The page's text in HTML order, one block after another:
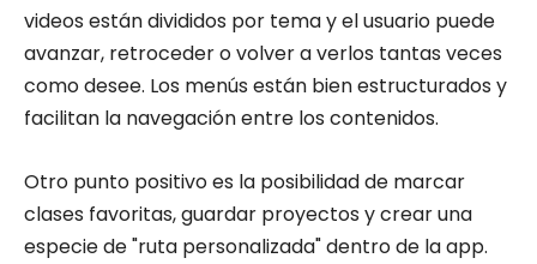
videos están divididos por tema y el usuario puede
avanzar, retroceder o volver a verlos tantas veces
como desee. Los menús están bien estructurados y
facilitan la navegación entre los contenidos.
Otro punto positivo es la posibilidad de marcar
clases favoritas, guardar proyectos y crear una
especie de "ruta personalizada" dentro de la app.